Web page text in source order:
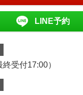
LINE予約
受付17:00）